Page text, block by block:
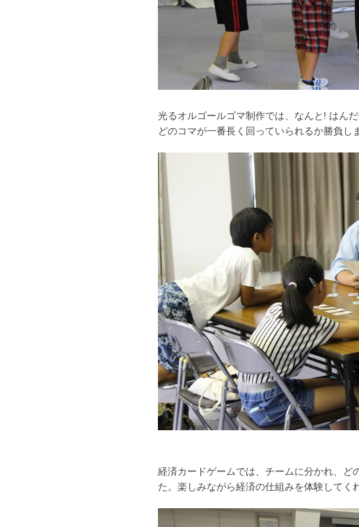
光るオルゴールゴマ制作では、なんと! はん
どのコマが一番長く回っていられるか勝負し
経済カードゲームでは、チームに分かれ、ど
た。楽しみながら経済の仕組みを体験してく